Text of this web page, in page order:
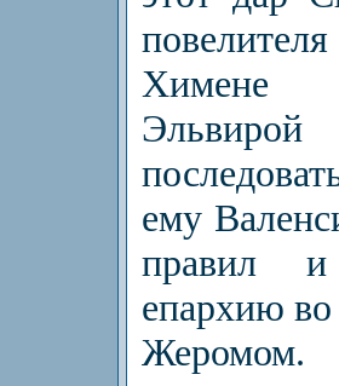
Химене
ему
правил
епархию во
Жеромом.